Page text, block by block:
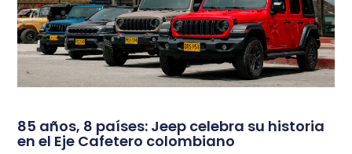
85 años, 8 países: Jeep celebra su historia
en el Eje Cafetero colombiano